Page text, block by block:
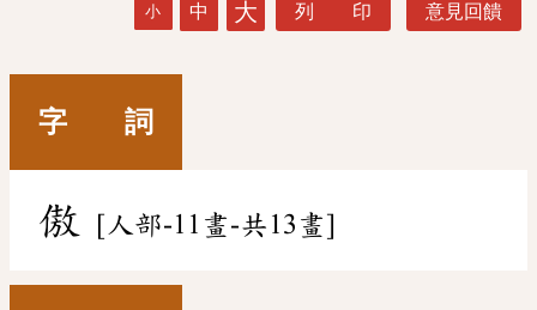
小 中 大 列 印 意見回饋
字 詞
傲 [人部-11畫-共13畫]